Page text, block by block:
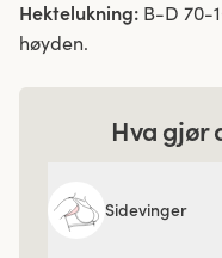
Hektelukning: B-D 70-
høyden.
Hva gjør
Sidevinger